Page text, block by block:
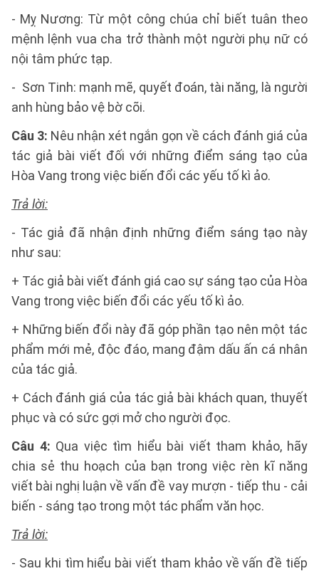
- Mỵ Nương: Từ một công chúa chỉ biết tuân theo
mệnh lệnh vua cha trở thành một người phụ nữ có
nội tâm phức tạp.
- Sơn Tinh: mạnh mẽ, quyết đoán, tài năng, là người
anh hùng bảo vệ bờ cõi.
Câu 3: Nêu nhận xét ngắn gọn về cách đánh giá của
tác giả bài viết đối với những điểm sáng tạo của
Hòa Vang trong việc biến đổi các yếu tố kì ảo.
Trả lời:
- Tác giả đã nhận định những điểm sáng tạo này
như sau:
+ Tác giả bài viết đánh giá cao sự sáng tạo của Hòa
Vang trong việc biến đổi các yếu tố kì ảo.
+ Những biến đổi này đã góp phần tạo nên một tác
phẩm mới mẻ, độc đáo, mang đậm dấu ấn cá nhân
của tác giả.
+ Cách đánh giá của tác giả bài khách quan, thuyết
phục và có sức gợi mở cho người đọc.
Câu 4: Qua việc tìm hiểu bài viết tham khảo, hãy
chia sẻ thu hoạch của bạn trong việc rèn kĩ năng
viết bài nghị luận về vấn đề vay mượn - tiếp thu - cải
biến - sáng tạo trong một tác phẩm văn học.
Trả lời:
- Sau khi tìm hiểu bài viết tham khảo về vấn đề tiếp